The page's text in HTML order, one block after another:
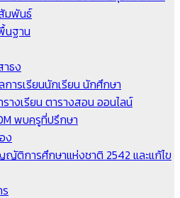
มพันธ์
นฐาน
าธง
ารเรียนนักเรียน นักศึกษา
างเรียน ตารางสอน ออนไลน์
พบครูที่ปรึกษา
ง
ติการศึกษาแห่งชาติ 2542 และแก้ไข